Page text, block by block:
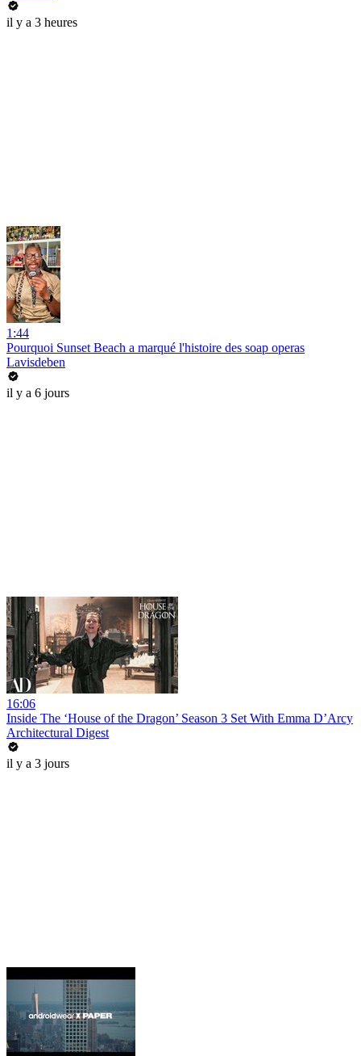
il y a 3 heures
1:44
Pourquoi Sunset Beach a marqué l'histoire des soap operas
Lavisdeben
il y a 6 jours
16:06
Inside The ‘House of the Dragon’ Season 3 Set With Emma D’Arcy
Architectural Digest
il y a 3 jours